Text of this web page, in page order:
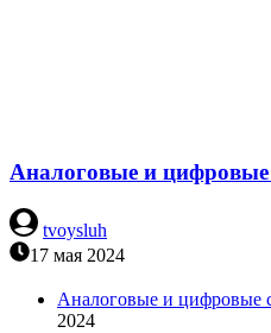
​Аналоговые и
tvoysluh
17 мая 2024
​Аналоговые и цифровые
2024